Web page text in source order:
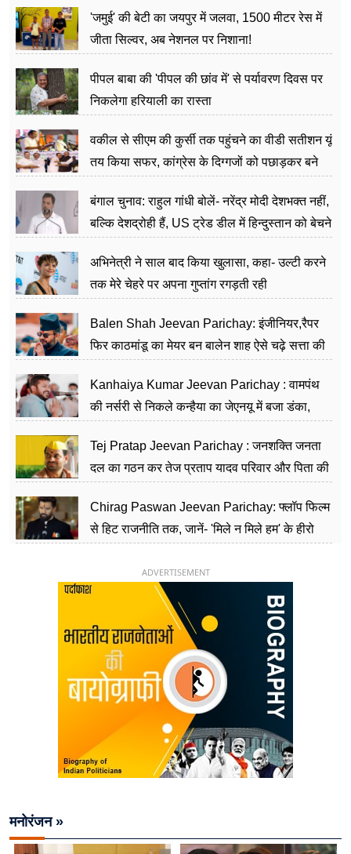
'जमुई' की बेटी का जयपुर में जलवा, 1500 मीटर रेस में
जीता सिल्वर, अब नेशनल पर निशाना!
पीपल बाबा की 'पीपल की छांव में' से पर्यावरण दिवस पर
निकलेगा हरियाली का रास्ता
वकील से सीएम की कुर्सी तक पहुंचने का वीडी सतीशन यूं
तय किया सफर, कांग्रेस के दिग्गजों को पछाड़कर बने
बंगाल चुनाव: राहुल गांधी बोलें- नरेंद्र मोदी देशभक्त नहीं,
बल्कि देशद्रोही हैं, US ट्रेड डील में हिन्दुस्तान को बेचने
अभिनेत्री ने साल बाद किया खुलासा, कहा- उल्टी करने
तक मेरे चेहरे पर अपना गुप्तांग रगड़ती रही
Balen Shah Jeevan Parichay: इंजीनियर,रैपर
फिर काठमांडू का मेयर बन बालेन शाह ऐसे चढ़े सत्ता की
Kanhaiya Kumar Jeevan Parichay : वामपंथ
की नर्सरी से निकले कन्हैया का जेएनयू में बजा डंका,
Tej Pratap Jeevan Parichay : जनशक्ति जनता
दल का गठन कर तेज प्रताप यादव परिवार और पिता की
Chirag Paswan Jeevan Parichay: फ्लॉप फिल्म
से हिट राजनीति तक, जानें- 'मिले न मिले हम' के हीरो
ADVERTISEMENT
मनोरंजन »